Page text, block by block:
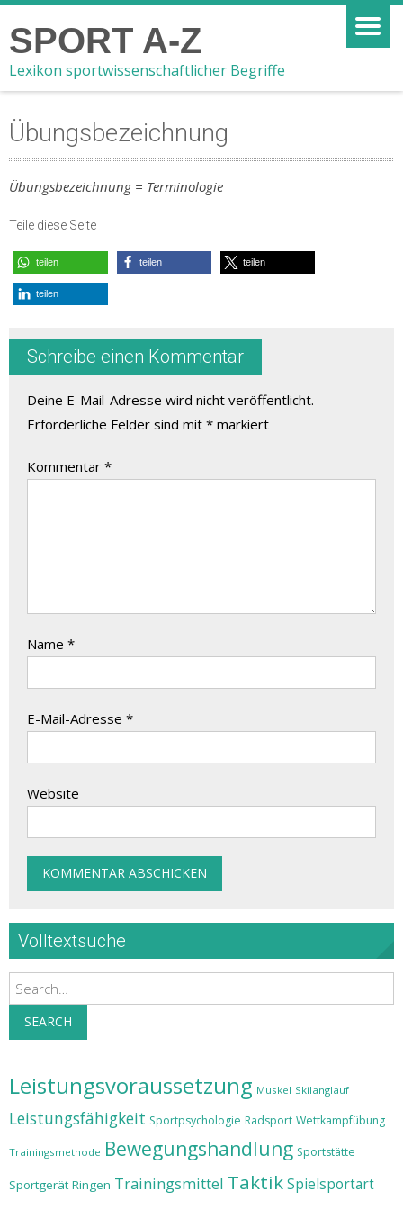
SPORT A-Z
Lexikon sportwissenschaftlicher Begriffe
Übungsbezeichnung
Übungsbezeichnung = Terminologie
Teile diese Seite
teilen teilen teilen
teilen
Schreibe einen Kommentar
Deine E-Mail-Adresse wird nicht veröffentlicht.
Erforderliche Felder sind mit * markiert
Kommentar *
Name *
E-Mail-Adresse *
Website
Volltextsuche
Search
SEARCH
Leistungsvoraussetzung Muskel Skilanglauf
Leistungsfähigkeit Sportpsychologie Radsport Wettkampfübung
Trainingsmethode Bewegungshandlung Sportstätte
Sportgerät Ringen Trainingsmittel TaktikSpielsportart